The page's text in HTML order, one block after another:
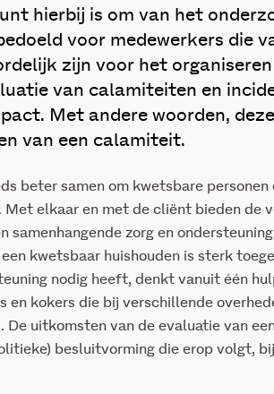
hierbij is om van het
voor medewerkers die
zijn voor het
van calamiteiten en
Met andere woorden,
van een calamiteit.
beter samen om kwetsbare personen
elkaar en met de cliënt bieden de
samenhangende zorg en
een kwetsbaar huishouden is sterk
nodig heeft, denkt vanuit één
en kokers die bij verschillende
De uitkomsten van de evaluatie van
besluitvorming die erop volgt,